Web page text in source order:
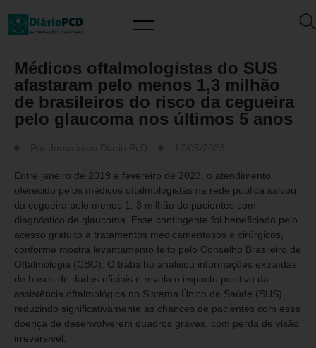
Médicos oftalmologistas do SUS
afastaram pelo menos 1,3 milhão
de brasileiros do risco da cegueira
pelo glaucoma nos últimos 5 anos
Entre janeiro de 2019 e fevereiro de 2023, o atendimento
oferecido pelos médicos oftalmologistas na rede pública salvou
da cegueira pelo menos 1, 3 milhão de pacientes com
diagnóstico de glaucoma. Esse contingente foi beneficiado pelo
acesso gratuito a tratamentos medicamentosos e cirúrgicos,
conforme mostra levantamento feito pelo Conselho Brasileiro de
Oftalmologia (CBO). O trabalho analisou informações extraídas
de bases de dados oficiais e revela o impacto positivo da
assistência oftalmológica no Sistema Único de Saúde (SUS),
reduzindo significativamente as chances de pacientes com essa
doença de desenvolverem quadros graves, com perda de visão
irreversível.